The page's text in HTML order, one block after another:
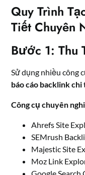
Quy Trình
Tiết Chuyên
Bước 1: Thu
Sử dụng nhiều công
báo cáo backlink chi
Công cụ chuyên
Ahrefs Site
SEMrush
Majestic Site
Moz Link